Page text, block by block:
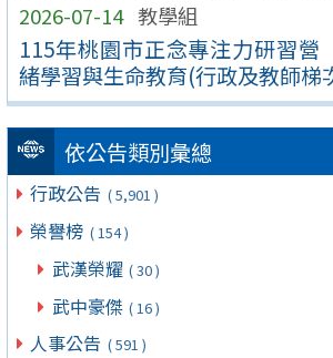
2026-07-14 教學組
115年桃園市正念專注力研習營
緒學習與生命教育(行政及教師梯
依公告類別彙總
行政公告 ( 5,901 )
榮譽榜 ( 154 )
武漢榮耀 ( 30 )
武中豪傑 ( 16 )
人事公告 ( 591 )